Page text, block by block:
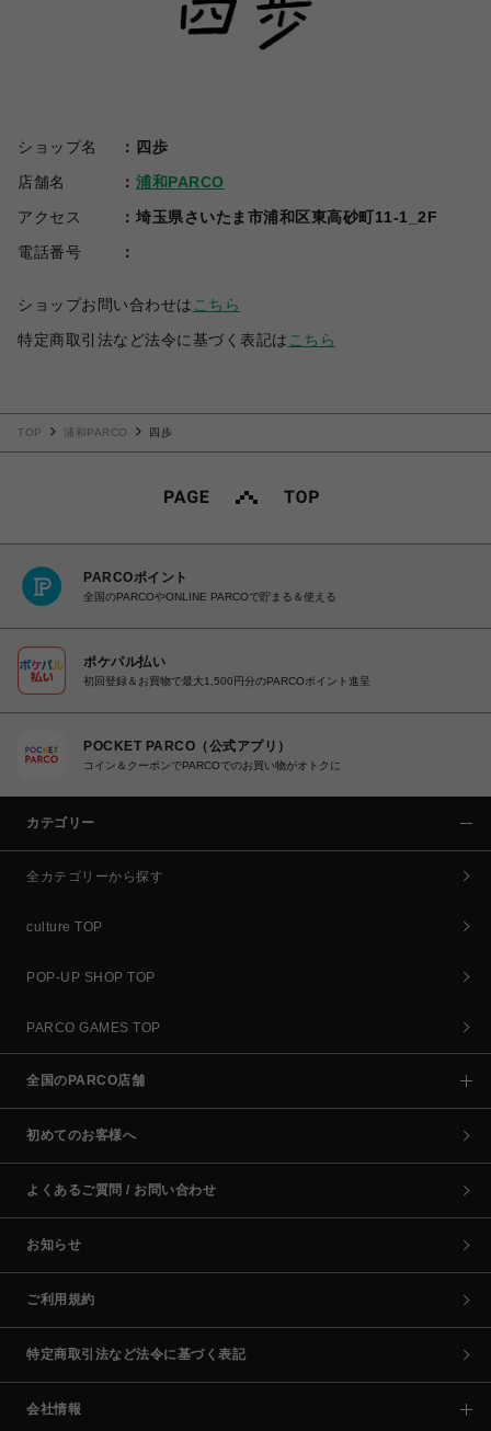
ショップ名
四歩
店舗名
浦和PARCO
アクセス
埼玉県さいたま市浦和区東高砂町11-1_2F
電話番号
ショップお問い合わせは こちら
特定商取引法など法令に基づく表記は こちら
TOP 浦和PARCO 四歩
PARCOポイント
全国のPARCOやONLINE PARCOで貯まる＆使える
ポケパル払い
初回登録＆お買物で最大1,500円分のPARCOポイント進呈
POCKET PARCO（公式アプリ）
コイン＆クーポンでPARCOでのお買い物がオトクに
カテゴリー
全カテゴリーから探す
culture TOP
POP-UP SHOP TOP
PARCO GAMES TOP
全国のPARCO店舗
初めてのお客様へ
よくあるご質問 / お問い合わせ
お知らせ
ご利用規約
特定商取引法など法令に基づく表記
会社情報